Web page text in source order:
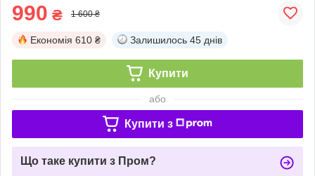
990 ₴ 1 600 ₴
Економія 610 ₴ Залишилось 45 днів
Купити
або
Купити з
Що таке купити з Пром?